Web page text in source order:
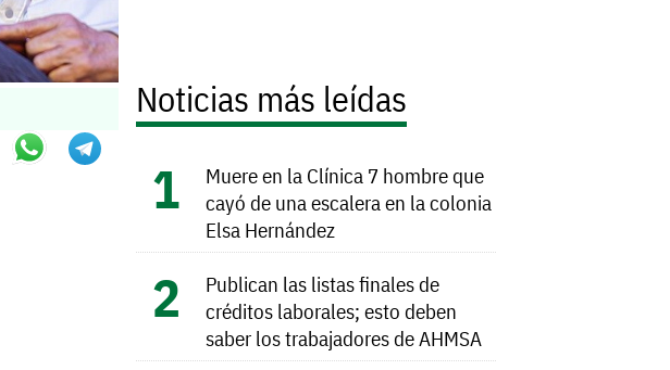
Noticias más leídas
Muere en la Clínica 7 hombre que
cayó de una escalera en la colonia
Elsa Hernández
Publican las listas finales de
créditos laborales; esto deben
saber los trabajadores de AHMSA